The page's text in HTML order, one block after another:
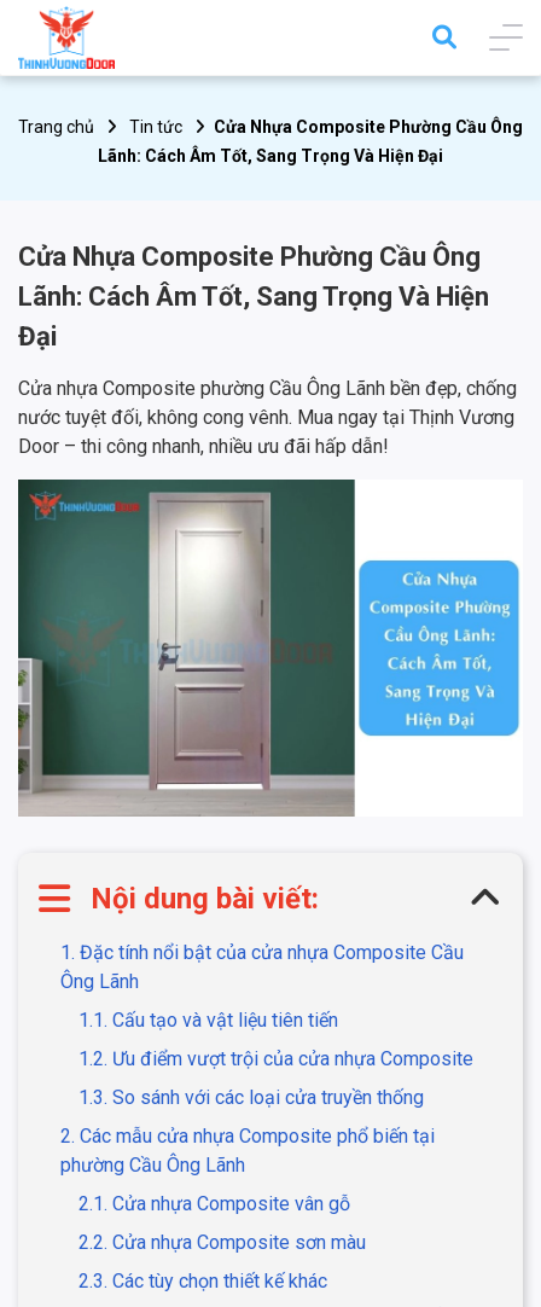
Trang chủ Tin tức
Cửa Nhựa Composite Phường Cầu Ông
Lãnh: Cách Âm Tốt, Sang Trọng Và Hiện Đại
Cửa Nhựa Composite Phường Cầu Ông
Lãnh: Cách Âm Tốt, Sang Trọng Và Hiện
Đại
Cửa nhựa Composite phường Cầu Ông Lãnh bền đẹp, chống
nước tuyệt đối, không cong vênh. Mua ngay tại Thịnh Vương
Door – thi công nhanh, nhiều ưu đãi hấp dẫn!
Nội dung bài viết:
1. Đặc tính nổi bật của cửa nhựa Composite Cầu
Ông Lãnh
1.1. Cấu tạo và vật liệu tiên tiến
1.2. Ưu điểm vượt trội của cửa nhựa Composite
1.3. So sánh với các loại cửa truyền thống
2. Các mẫu cửa nhựa Composite phổ biến tại
phường Cầu Ông Lãnh
2.1. Cửa nhựa Composite vân gỗ
2.2. Cửa nhựa Composite sơn màu
2.3. Các tùy chọn thiết kế khác